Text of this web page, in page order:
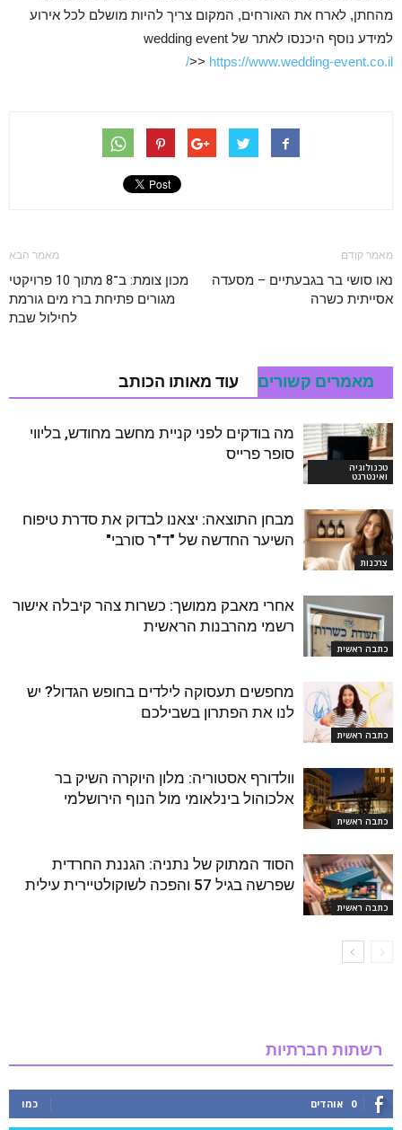
מהחתן, לארח את האורחים, המקום צריך להיות מושלם לכל אירוע
למידע נוסף היכנסו לאתר של wedding event
>> https://www.wedding-event.co.il/
מאמר קודם
נאו סושי בר בגבעתיים – מסעדה
אסייתית כשרה
מאמר הבא
מכון צומת: ב־8 מתוך 10 פרויקטי
מגורים פתיחת ברז מים גורמת
לחילול שבת
מאמרים קשורים עוד מאותו הכותב
טכנולוגיה
ואינטרנט
מה בודקים לפני קניית מחשב מחודש, בליווי
סופר פרייס
צרכנות
מבחן התוצאה: יצאנו לבדוק את סדרת טיפוח
השיער החדשה של "ד"ר סורבי"
כתבה ראשית
אחרי מאבק ממושך: כשרות צהר קיבלה אישור
רשמי מהרבנות הראשית
כתבה ראשית
מחפשים תעסוקה לילדים בחופש הגדול? יש
לנו את הפתרון בשבילכם
כתבה ראשית
וולדורף אסטוריה: מלון היוקרה השיק בר
אלכוהול בינלאומי מול הנוף הירושלמי
כתבה ראשית
הסוד המתוק של נתניה: הגננת החרדית
שפרשה בגיל 57 והפכה לשוקולטיירית עילית
רשתות חברתיות
0 אוהדים כמו